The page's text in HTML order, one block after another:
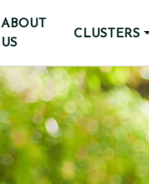
ABOUT
US
CLUSTERS